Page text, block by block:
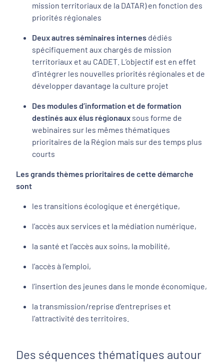
mission territoriaux de la DATAR) en fonction des
priorités régionales
Deux autres séminaires internes dédiés
spécifiquement aux chargés de mission
territoriaux et au CADET. L’objectif est en effet
d’intégrer les nouvelles priorités régionales et de
développer davantage la culture projet
Des modules d’information et de formation
destinés aux élus régionaux sous forme de
webinaires sur les mêmes thématiques
prioritaires de la Région mais sur des temps plus
courts
Les grands thèmes prioritaires de cette démarche
sont
les transitions écologique et énergétique,
l’accès aux services et la médiation numérique,
la santé et l’accès aux soins, la mobilité,
l’accès à l’emploi,
l’insertion des jeunes dans le monde économique,
la transmission/reprise d’entreprises et
l’attractivité des territoires.
Des séquences thématiques autour